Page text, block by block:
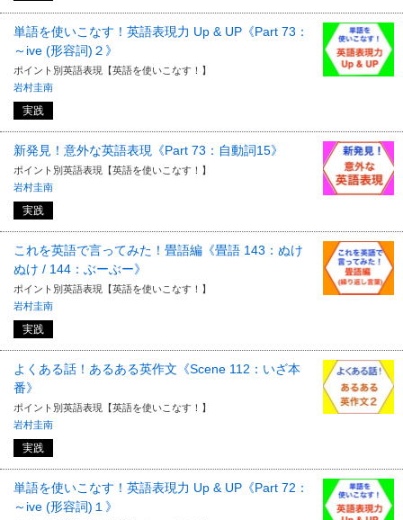
単語を使いこなす！英語表現力 Up & UP《Part 73：
～ive (形容詞)２》
ポイント別英語表現【英語を使いこなす！】
岩村圭南
実践
新発見！意外な英語表現《Part 73：自動詞15》
ポイント別英語表現【英語を使いこなす！】
岩村圭南
実践
これを英語で言ってみた！畳語編《畳語 143：ぬけ
ぬけ / 144：ぶーぶー》
ポイント別英語表現【英語を使いこなす！】
岩村圭南
実践
よくある話！あるある英作文《Scene 112：いざ本
番》
ポイント別英語表現【英語を使いこなす！】
岩村圭南
実践
単語を使いこなす！英語表現力 Up & UP《Part 72：
～ive (形容詞)１》